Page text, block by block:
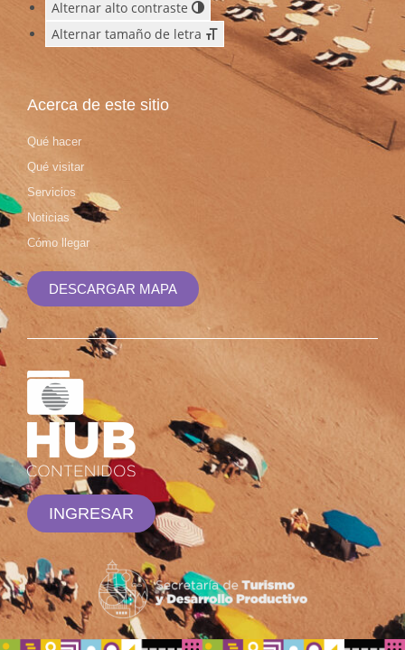
Alternar alto contraste
Alternar tamaño de letra
Acerca de este sitio
Qué hacer
Qué visitar
Servicios
Noticias
Cómo llegar
DESCARGAR MAPA
INGRESAR